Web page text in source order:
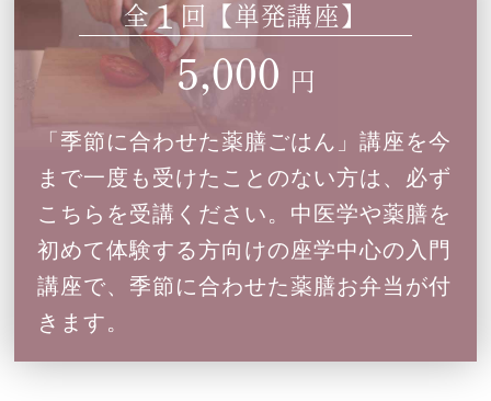
季節に合わせた薬膳ごはん金曜日コー
ス 52期ー卒業回
日程：2027年03月12日(金)
時間：
10:00-13:30
厨 講座
卒業生の為の極みコース 第８期ー第
４回
全 1 回【単発講座】
5,000 円
「季節に合わせた薬膳ごはん」講座を今
まで一度も受けたことのない方は、必ず
こちらを受講ください。中医学や薬膳を
初めて体験する方向けの座学中心の入門
講座で、季節に合わせた薬膳お弁当が付
きます。